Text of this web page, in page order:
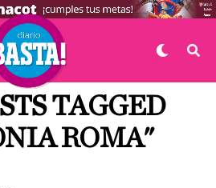
TAGGED
ROMA"